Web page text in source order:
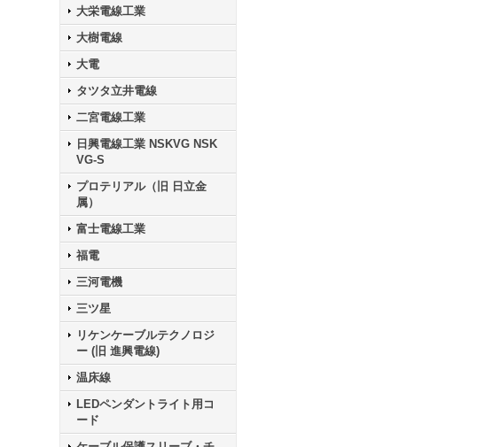
大栄電線工業
大樹電線
大電
タツタ立井電線
二宮電線工業
日興電線工業 NSKVG NSK
VG-S
プロテリアル（旧 日立金
属）
富士電線工業
福電
三河電機
三ツ星
リケンケーブルテクノロジ
ー (旧 進興電線)
温床線
LEDペンダントライト用コ
ード